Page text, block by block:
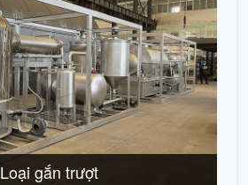
Loại gắn trượt